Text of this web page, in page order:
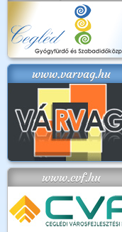
www.varvag.hu
www.cvf.hu